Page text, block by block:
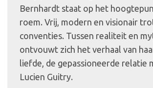
Bernhardt staat op het
roem. Vrij, modern en visionair
conventies. Tussen realiteit en
ontvouwt zich het verhaal van
liefde, de gepassioneerde relatie
Lucien Guitry.